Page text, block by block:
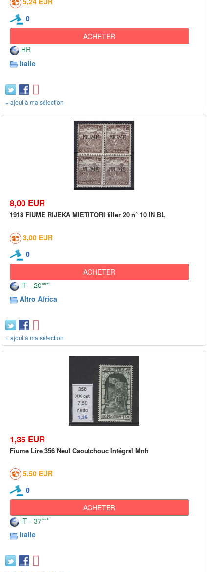
0
ACHETER
HR
Italie
+ ajout à ma sélection
8,00 EUR
1918 FIUME RIJEKA MIETITORI filler 20 n° 10 IN BL
3,00 EUR
0
ACHETER
IT - 20***
Altro Africa
+ ajout à ma sélection
1,35 EUR
Fiume Lire 356 Neuf Caoutchouc Intégral Mnh
5,50 EUR
0
ACHETER
IT - 37***
Italie